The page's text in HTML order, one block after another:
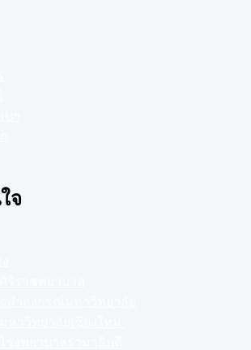
จ